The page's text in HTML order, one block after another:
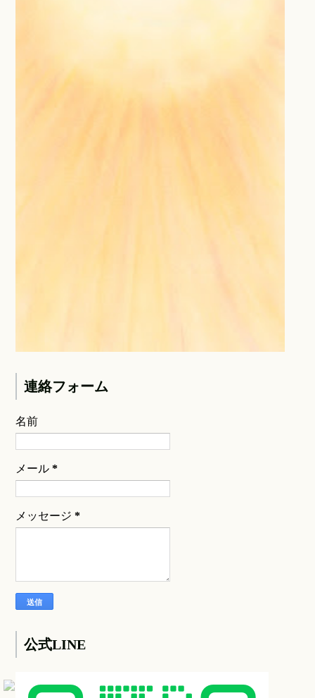
連絡フォーム
名前
メール*
メッセージ*
公式LINE